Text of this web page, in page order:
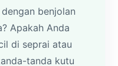
benjolan
Apakah Anda
di seprai atau
tanda kutu